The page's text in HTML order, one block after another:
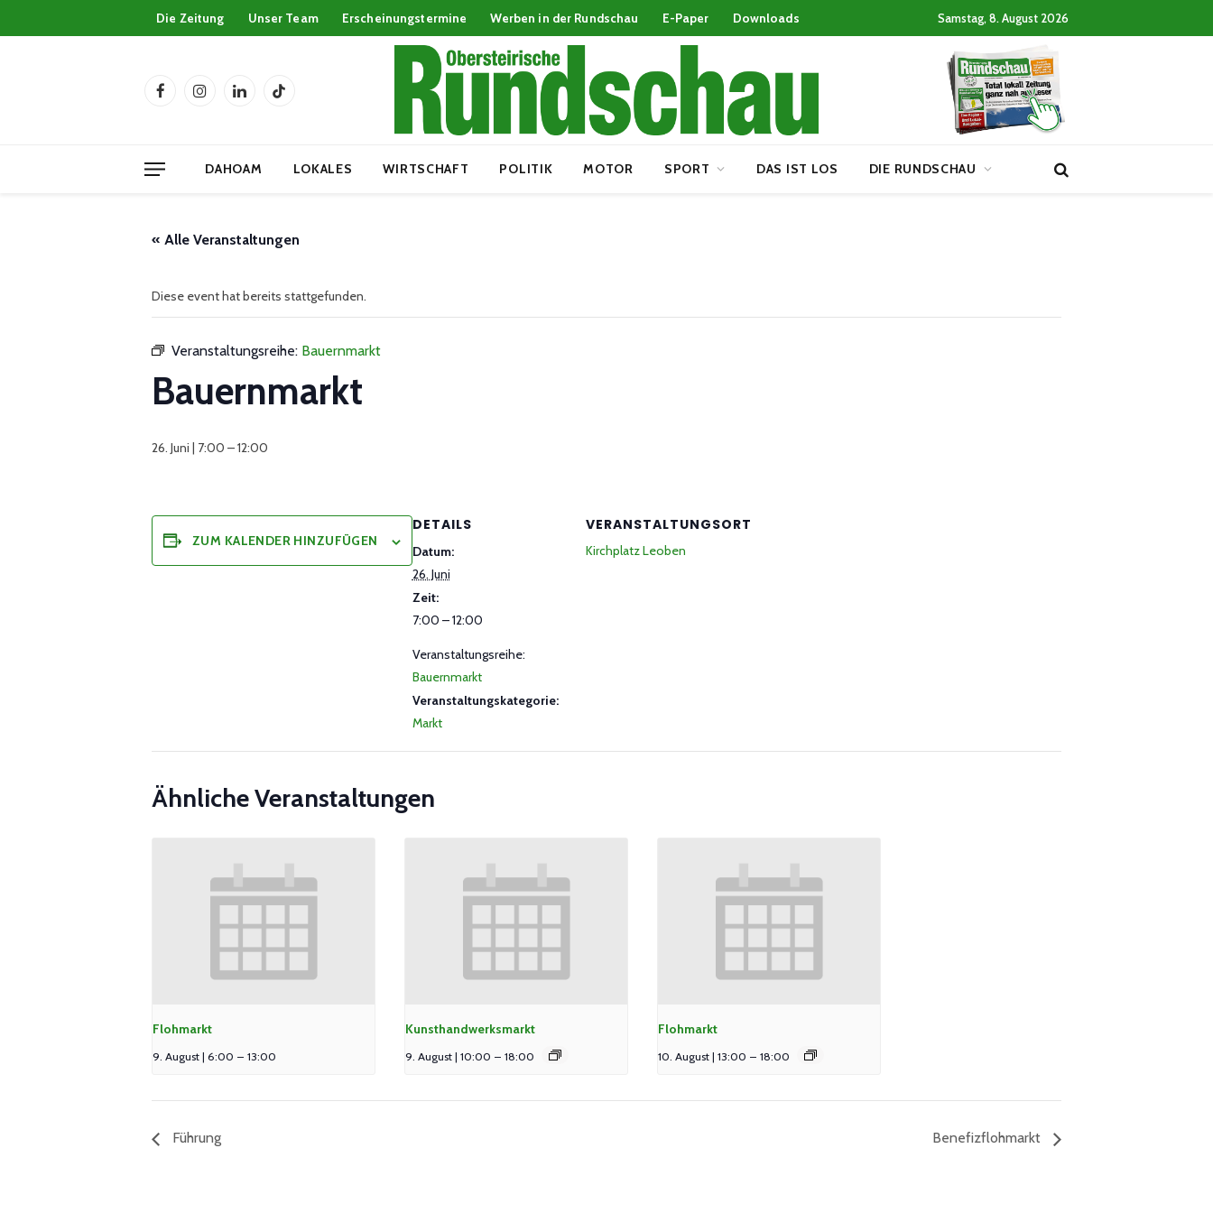
Die Zeitung Unser Team Erscheinungstermine Werben in der Rundschau E-Paper Downloads Samstag, 8. August 2026
FacebookInstagramLinkedInTikTok
DAHOAM LOKALES WIRTSCHAFT POLITIK MOTOR SPORT DAS IST LOS DIE RUNDSCHAU
« Alle Veranstaltungen
Diese event hat bereits stattgefunden.
Veranstaltungsreihe: Bauernmarkt
Bauernmarkt
26. Juni | 7:00 –12:00
ZUM KALENDER HINZUFÜGEN
DETAILS
Datum:
26. Juni
Zeit:
7:00 – 12:00
Veranstaltungsreihe:
Bauernmarkt
Veranstaltungskategorie:
Markt
VERANSTALTUNGSORT
Kirchplatz Leoben
Ähnliche Veranstaltungen
Flohmarkt
9. August | 6:00 – 13:00
Kunsthandwerksmarkt
9. August | 10:00 – 18:00
Flohmarkt
10. August | 13:00 – 18:00
Führung Benefizflohmarkt